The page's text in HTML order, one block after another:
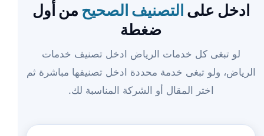
ادخل على التصنيف الصحيح من أول
ضغطة
لو تبغى كل خدمات الرياض ادخل تصنيف خدمات
الرياض، ولو تبغى خدمة محددة ادخل تصنيفها مباشرة ثم
اختر المقال أو الشركة المناسبة لك.